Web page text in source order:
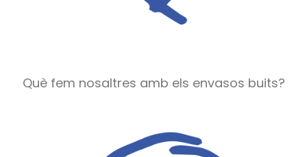
Què fem nosaltres amb els envasos buits?